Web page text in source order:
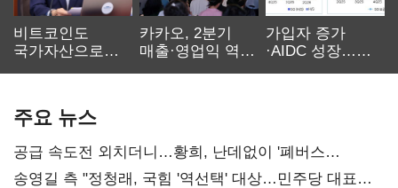
비트코인도
국가자산으로…'
카카오, 2분기
매출·영업익 역대
가입자 증가
·AIDC 성장…
주요 뉴스
공급 속도전 외치더니…황희, 난데없이 '폐버스
리모델링' 제안
송영길 측 "정청래, 국힘 '역선택' 대상…민주당 대표로